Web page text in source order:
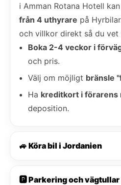
i Amman Rotana Hotell
från 4 uthyrare på
och villkor direkt så du vet
Boka 2-4 veckor i
och pris.
Välj om möjligt bränsle
Ha kreditkort i förarens
deposition.
🚙 Köra bil i Jordanien
🅿️ Parkering och vägtullar